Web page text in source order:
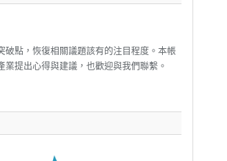
點，恢復相關議題該有的注目程度。本帳
提出心得與建議，也歡迎與我們聯繫。